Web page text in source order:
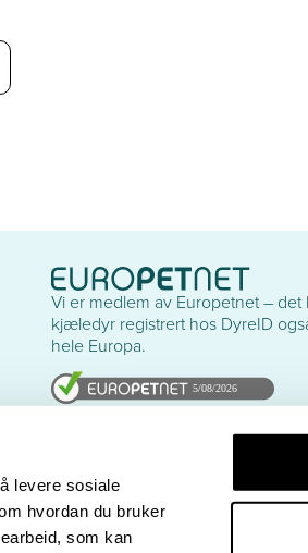
levere sosiale
hvordan du bruker
som kan
Vi er medlem av Europetnet – det
kjæledyr registrert hos DyreID
hele Europa.
Pyramidion